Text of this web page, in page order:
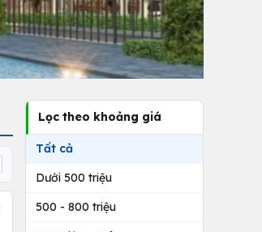
Lọc theo khoảng giá
Tất cả
Dưới 500 triệu
500 - 800 triệu